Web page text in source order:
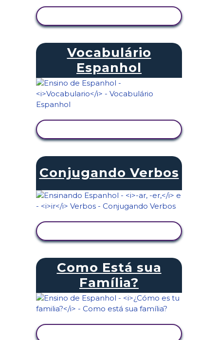
Vocabulário
Espanhol
Conjugando Verbos
Como Está sua
Família?